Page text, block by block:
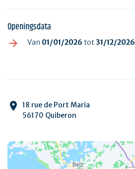
Openingsdata
Van 01/01/2026 tot31/12/2026
18 rue de Port Maria
56170 Quiberon